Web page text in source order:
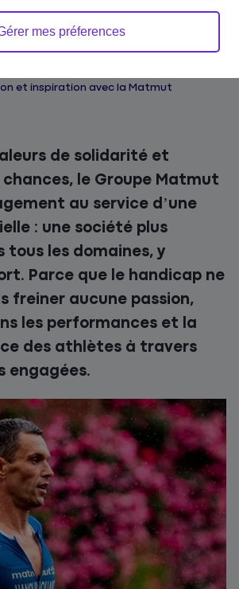
et inspiration avec la Matmut
de solidarité et
le Groupe Matmut
au service d’une
: une société plus
tous les domaines, y
Parce que le handicap ne
freiner aucune passion,
les performances et la
des athlètes à travers
engagées.
mes préferences